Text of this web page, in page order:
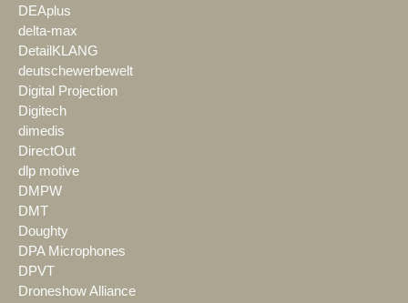
DEAplus
delta-max
DetailKLANG
deutschewerbewelt
Digital Projection
Digitech
dimedis
DirectOut
dlp motive
DMPW
DMT
Doughty
DPA Microphones
DPVT
Droneshow Alliance